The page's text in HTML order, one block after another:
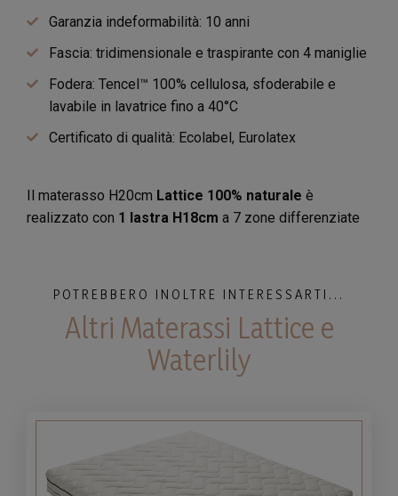
Garanzia indeformabilità: 10 anni
Fascia: tridimensionale e traspirante con 4 maniglie
Fodera: Tencel™ 100% cellulosa, sfoderabile e
lavabile in lavatrice fino a 40°C
Certificato di qualità: Ecolabel, Eurolatex
Il materasso H20cm Lattice 100% naturale è
realizzato con 1 lastra H18cm a 7 zone differenziate
POTREBBERO INOLTRE INTERESSARTI...
Altri Materassi Lattice e
Waterlily